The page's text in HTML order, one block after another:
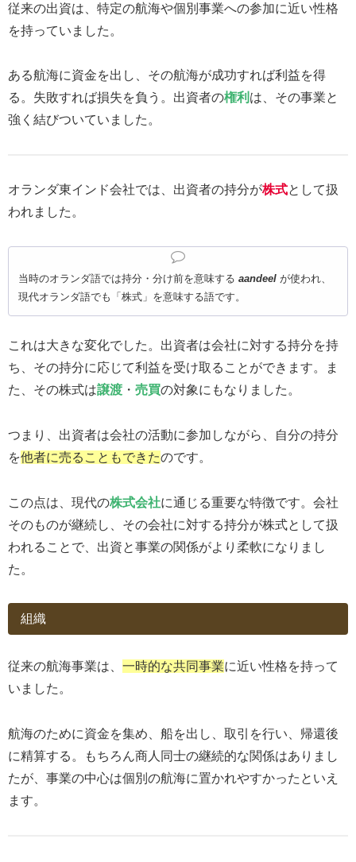
従来の出資は、特定の航海や個別事業への参加に近い性格
を持っていました。
ある航海に資金を出し、その航海が成功すれば利益を得
る。失敗すれば損失を負う。出資者の権利 は、その事業と
強く結びついていました。
オランダ東インド会社では、出資者の持分が株式として扱
われました。
当時のオランダ語では持分・分け前を意味する aandeel が使われ、
現代オランダ語でも「株式」を意味する語です。
これは大きな変化でした。出資者は会社に対する持分を持
ち、その持分に応じて利益を受け取ることができます。ま
た、その株式は譲渡 ・ 売買の対象にもなりました。
つまり、出資者は会社の活動に参加しながら、自分の持分
を他者に売ることもできたのです。
この点は、現代の株式会社に通じる重要な特徴です。会社
そのものが継続し、その会社に対する持分が株式として扱
われることで、出資と事業の関係がより柔軟になりまし
た。
組織
従来の航海事業は、 一時的な共同事業に近い性格を持って
いました。
航海のために資金を集め、船を出し、取引を行い、帰還後
に精算する。もちろん商人同士の継続的な関係はありまし
たが、事業の中心は個別の航海に置かれやすかったといえ
ます。